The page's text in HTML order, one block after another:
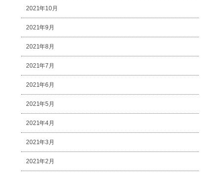
2021年10月
2021年9月
2021年8月
2021年7月
2021年6月
2021年5月
2021年4月
2021年3月
2021年2月